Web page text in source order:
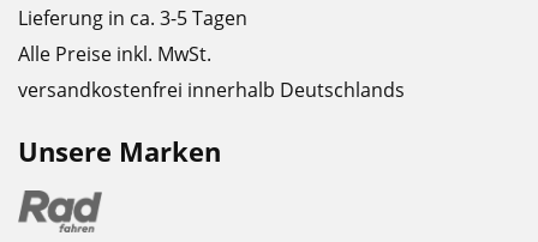
Lieferung in ca. 3-5 Tagen
Alle Preise inkl. MwSt.
versandkostenfrei innerhalb Deutschlands
Unsere Marken